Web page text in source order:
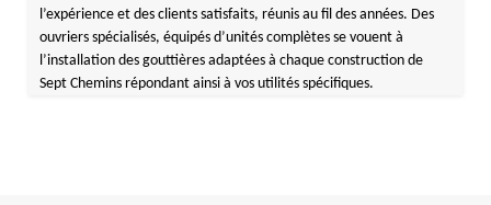
l’expérience et des clients satisfaits, réunis au fil des années. Des
ouvriers spécialisés, équipés d’unités complètes se vouent à
l’installation des gouttières adaptées à chaque construction de
Sept Chemins répondant ainsi à vos utilités spécifiques.